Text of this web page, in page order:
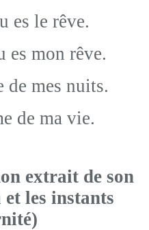
es le rêve.
es mon rêve.
de mes nuits.
de ma vie.
extrait de son
les instants